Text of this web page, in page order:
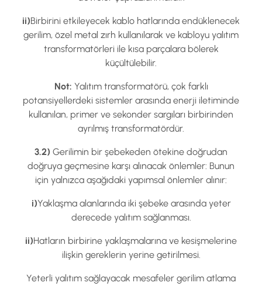
ii)Birbirini etkileyecek kablo hatlarında endüklenecek
gerilim, özel metal zırh kullanılarak ve kabloyu yalıtım
transformatörleri ile kısa parçalara bölerek
küçültülebilir.
Not: Yalıtım transformatörü, çok farklı
potansiyellerdeki sistemler arasında enerji iletiminde
kullanılan, primer ve sekonder sargıları birbirinden
ayrılmış transformatördür.
3.2) Gerilimin bir şebekeden ötekine doğrudan
doğruya geçmesine karşı alınacak önlemler: Bunun
için yalnızca aşağıdaki yapımsal önlemler alınır:
i)Yaklaşma alanlarında iki şebeke arasında yeter
derecede yalıtım sağlanması.
ii)Hatların birbirine yaklaşmalarına ve kesişmelerine
ilişkin gereklerin yerine getirilmesi.
Yeterli yalıtım sağlayacak mesafeler gerilim atlama